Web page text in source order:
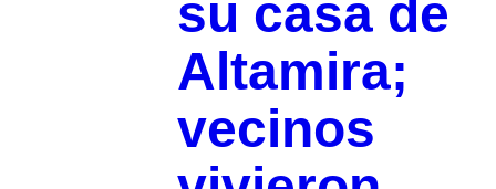
su casa de
Altamira;
vecinos